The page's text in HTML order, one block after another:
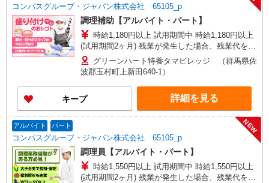
コンパスグループ・ジャパン株式会社 65105_p
調理補助【アルバイト・パート】
時給1,180円以上 試用期間中 時給1,180円以上
(試用期間2ヶ月) 残業が発生した場合、残業代を1
分単位で別途支給します。
グリーンハート特養タマビレッジ （群馬県佐
波郡玉村町上新田640-1）
キープ 詳細を見る
アルバイト パート
コンパスグループ・ジャパン株式会社 65105_p
NEW
調理員【アルバイト・パート】
時給1,550円以上 試用期間中 時給1,550円以上
(試用期間2ヶ月) 残業が発生した場合、残業代を1